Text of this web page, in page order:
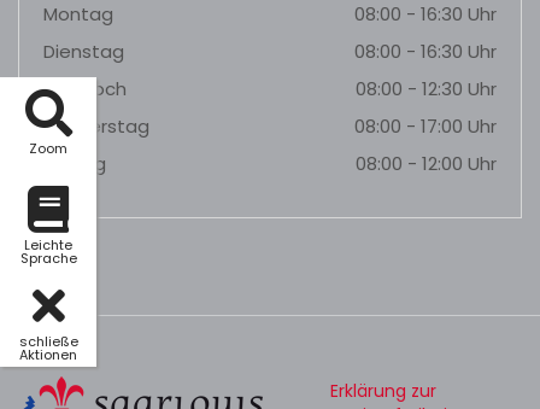
Zoom
Leichte
Sprache
schließe
Aktionen
Montag
08:00 - 16:30 Uhr
Dienstag
08:00 - 16:30 Uhr
Mittwoch
08:00 - 12:30 Uhr
Donnerstag
08:00 - 17:00 Uhr
Freitag
08:00 - 12:00 Uhr
Erklärung zur